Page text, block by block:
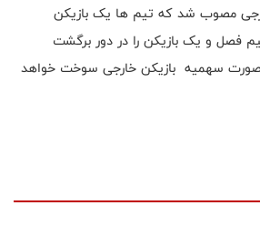
مصوب شد که تیم ها یک بازیکن
فصل و یک بازیکن را در دور برگشت
صورت سهمیه بازیکن خارجی سوخت خواهد